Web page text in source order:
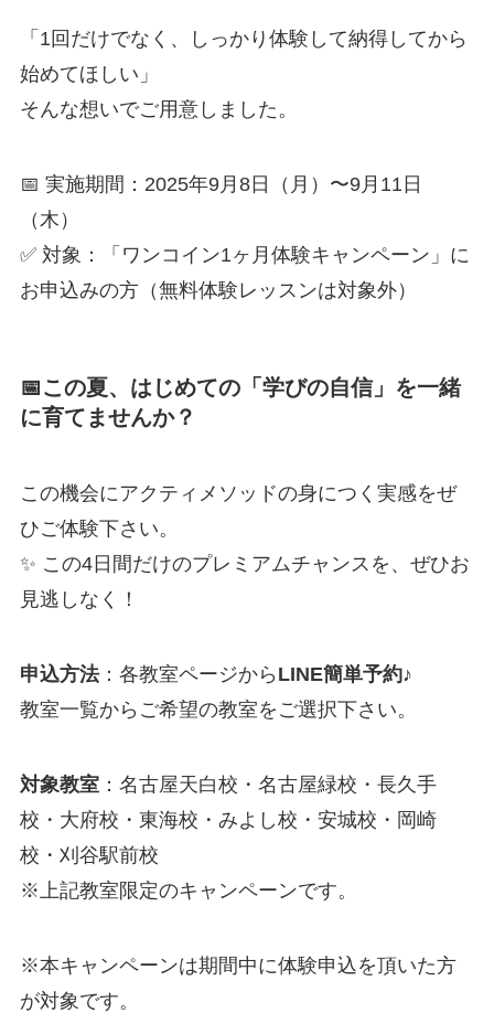
「1回だけでなく、しっかり体験して納得してから
始めてほしい」
そんな想いでご用意しました。
📅 実施期間：2025年9月8日（月）〜9月11日
（木）
✅ 対象：「ワンコイン1ヶ月体験キャンペーン」に
お申込みの方（無料体験レッスンは対象外）
📅この夏、はじめての「学びの自信」を一緒
に育てませんか？
この機会にアクティメソッドの身につく実感をぜ
ひご体験下さい。
✨ この4日間だけのプレミアムチャンスを、ぜひお
見逃しなく！
申込方法：各教室ページから LINE簡単予約♪
教室一覧からご希望の教室をご選択下さい。
対象教室：名古屋天白校・名古屋緑校・長久手
校・大府校・東海校・みよし校・安城校・岡崎
校・刈谷駅前校
※上記教室限定のキャンペーンです。
※本キャンペーンは期間中に体験申込を頂いた方
が対象です。